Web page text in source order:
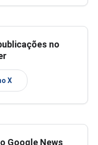
no
X
Google News